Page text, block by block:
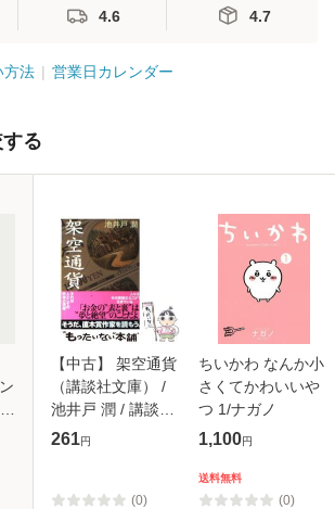
4.6 4.7
方法 営業日カレンダー
る
【中古】 架空通貨
（講談社文庫） /
池井戸 潤 / 講談社
[文庫]【メール便送
261円
(0)
ちいかわ なんか小
さくてかわいいや
つ 1/ナガノ
1,100円
送料無料
(0)